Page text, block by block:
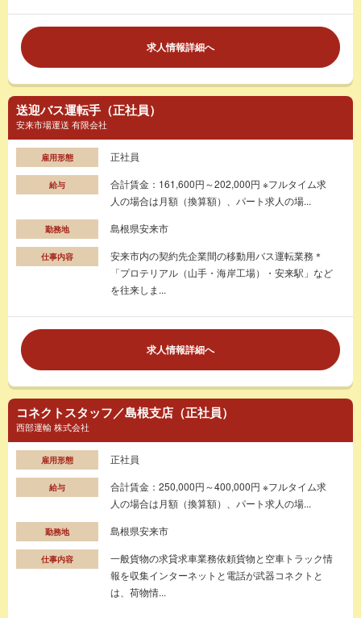
求人情報詳細へ
送迎バス運転手（正社員）
安来市場運送 有限会社
雇用形態 正社員
給与
合計賃金：161,600円～202,000円 ※フルタイム求
人の場合は月額（換算額）、パート求人の場...
勤務地 島根県安来市
仕事内容
安来市内の契約先企業間の移動用バス運転業務＊
「プロテリアル（山手・海岸工場）・安来駅」など
を往来しま...
求人情報詳細へ
コネクトスタッフ／島根支店（正社員）
西部運輸 株式会社
雇用形態 正社員
給与
合計賃金：250,000円～400,000円 ※フルタイム求
人の場合は月額（換算額）、パート求人の場...
勤務地 島根県安来市
仕事内容
一般貨物の求貸求車業務依頼貨物と空車トラック情
報を収集インターネットと電話が武器コネクトと
は、荷物情...